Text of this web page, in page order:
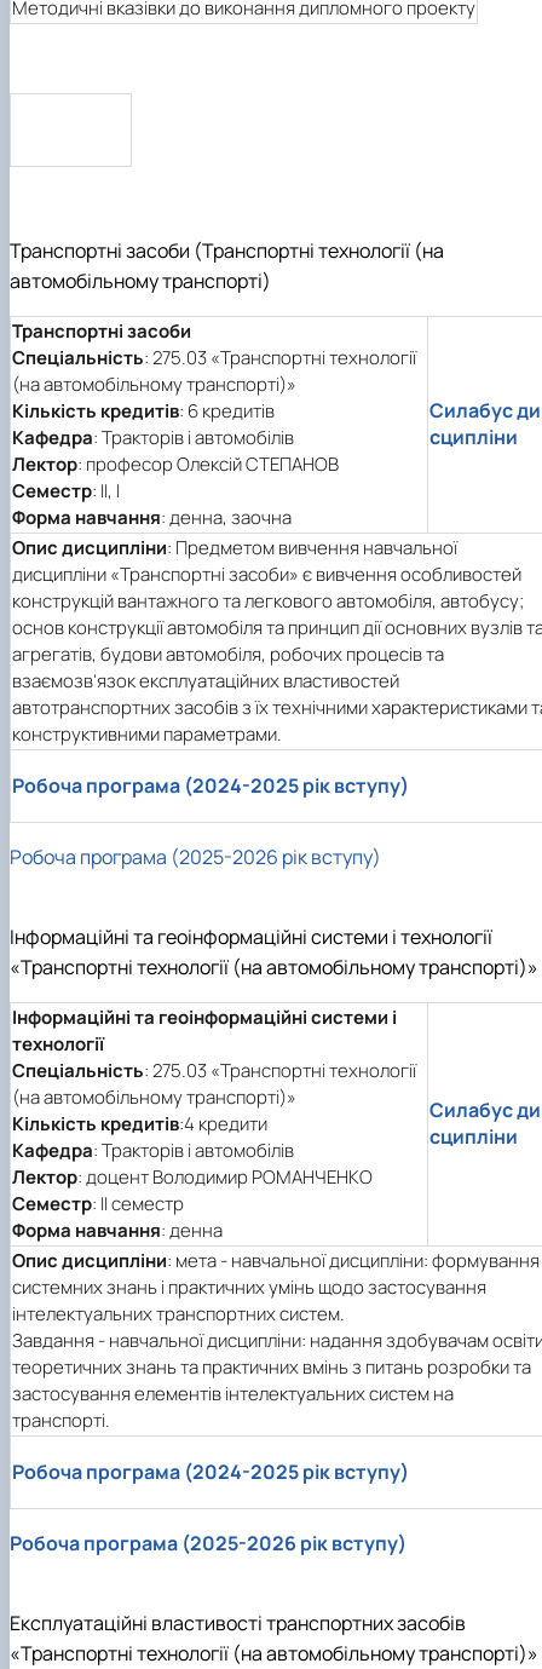
Методичні вказівки до виконання дипломного проекту
Транспортні засоби (Транспортні технології (на
автомобільному транспорті)
Транспортні засоби
Спеціальність: 275.03 «Транспортні технології
(на автомобільному транспорті)»
Кількість кредитів: 6 кредитів
Кафедра: Тракторів і автомобілів
Лектор: професор Олексій СТЕПАНОВ
Семестр: ІI, I
Форма навчання: денна, заочна
Силабус ди
сципліни
Опис дисципліни: Предметом вивчення навчальної
дисципліни «Транспортні засоби» є вивчення особливостей
конструкцій вантажного та легкового автомобіля, автобусу;
основ конструкції автомобіля та принцип дії основних вузлів
агрегатів, будови автомобіля, робочих процесів та
взаємозв'язок експлуатаційних властивостей
автотранспортних засобів з їх технічними характеристиками
конструктивними параметрами.
Робоча програма (2024-2025 рік вступу)
Робоча програма (2025-2026 рік вступу)
Інформаційні та геоінформаційні системи і технології
«Транспортні технології (на автомобільному транспорті)»
Інформаційні та геоінформаційні системи і
технології
Спеціальність: 275.03 «Транспортні технології
(на автомобільному транспорті)»
Кількість кредитів:4 кредити
Кафедра: Тракторів і автомобілів
Лектор: доцент Володимир РОМАНЧЕНКО
Семестр: II семестр
Форма навчання: денна
Силабус ди
сципліни
Опис дисципліни: мета - навчальної дисципліни: формування
системних знань і практичних умінь щодо застосування
інтелектуальних транспортних систем.
Завдання - навчальної дисципліни: надання здобувачам
теоретичних знань та практичних вмінь з питань розробки та
застосування елементів інтелектуальних систем на
транспорті.
Робоча програма (2024-2025 рік вступу)
Робоча програма (2025-2026 рік вступу)
Експлуатаційні властивості транспортних засобів
«Транспортні технології (на автомобільному транспорті)»